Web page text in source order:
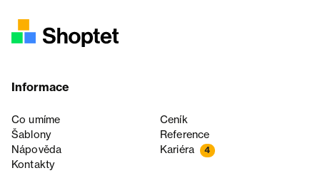
Informace
Co umíme
Ceník
Šablony
Reference
Nápověda
Kariéra 4
Kontakty